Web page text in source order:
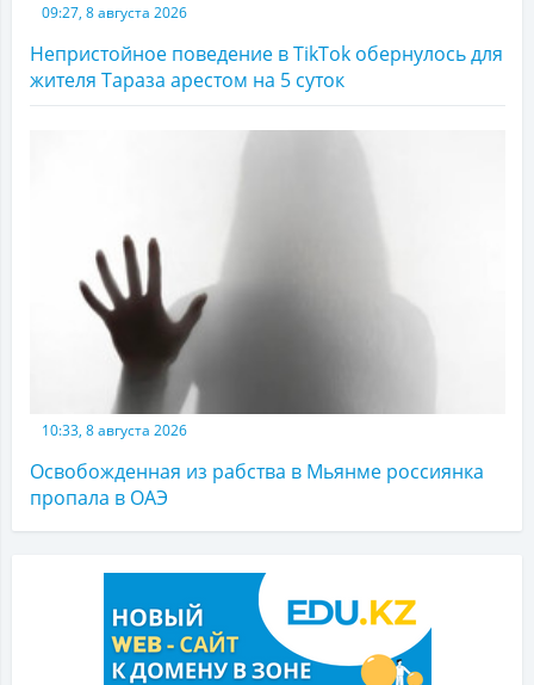
09:27, 8 августа 2026
Непристойное поведение в TikTok обернулось для
жителя Тараза арестом на 5 суток
10:33, 8 августа 2026
Освобожденная из рабства в Мьянме россиянка
пропала в ОАЭ